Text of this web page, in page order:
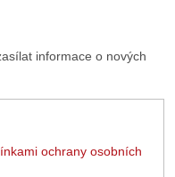
informace o nových
ochrany osobních